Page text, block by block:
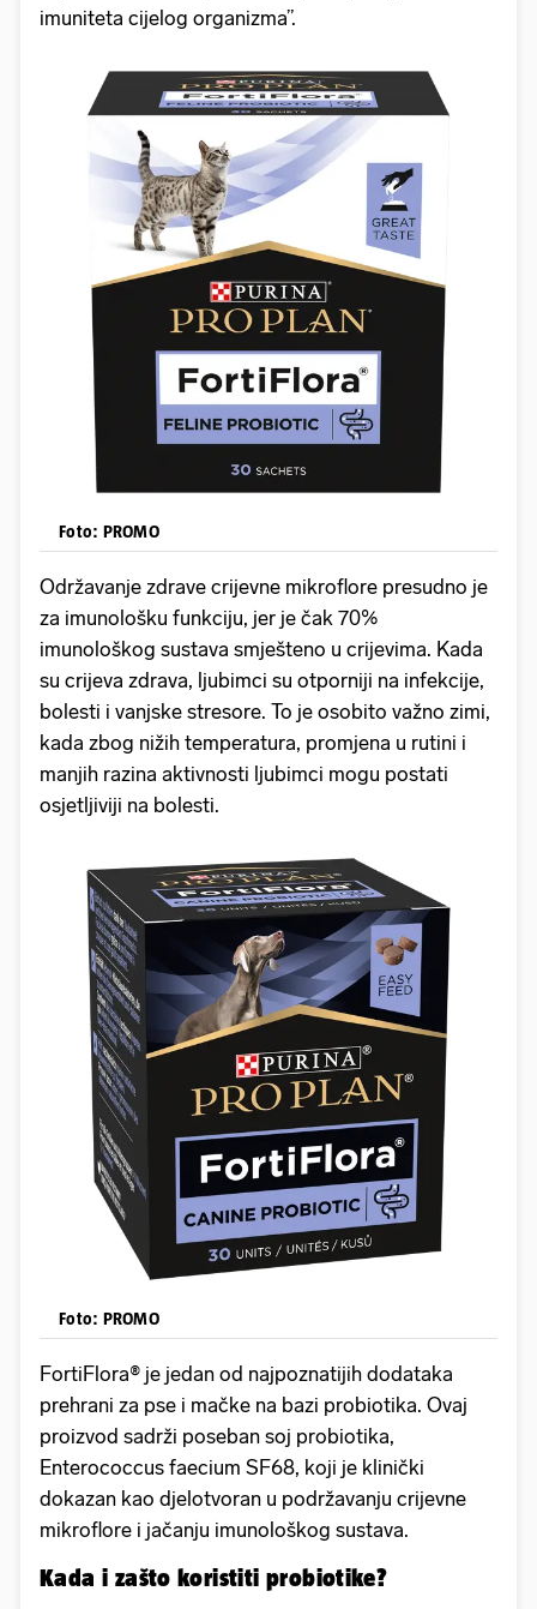
imuniteta cijelog organizma”.
Foto: PROMO
Održavanje zdrave crijevne mikroflore presudno je
za imunološku funkciju, jer je čak 70%
imunološkog sustava smješteno u crijevima. Kada
su crijeva zdrava, ljubimci su otporniji na infekcije,
bolesti i vanjske stresore. To je osobito važno zimi,
kada zbog nižih temperatura, promjena u rutini i
manjih razina aktivnosti ljubimci mogu postati
osjetljiviji na bolesti.
Foto: PROMO
FortiFlora® je jedan od najpoznatijih dodataka
prehrani za pse i mačke na bazi probiotika. Ovaj
proizvod sadrži poseban soj probiotika,
Enterococcus faecium SF68, koji je klinički
dokazan kao djelotvoran u podržavanju crijevne
mikroflore i jačanju imunološkog sustava.
Kada i zašto koristiti probiotike?